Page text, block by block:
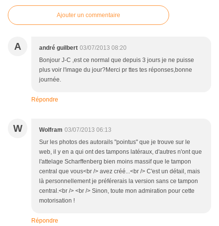
Ajouter un commentaire
A andré guilbert 03/07/2013 08:20
Bonjour J-C ,est ce normal que depuis 3 jours je ne puisse
plus voir l'image du jour?Merci pr ttes tes réponses,bonne
journée.
Répondre
W Wolfram 03/07/2013 06:13
Sur les photos des autorails "pointus" que je trouve sur le
web, il y en a qui ont des tampons latéraux, d'autres n'ont que
l'attelage Scharffenberg bien moins massif que le tampon
central que vous<br /> avez créé...<br /> C'est un détail, mais
là personnellement je préférerais la version sans ce tampon
central.<br /> <br /> Sinon, toute mon admiration pour cette
motorisation !
Répondre